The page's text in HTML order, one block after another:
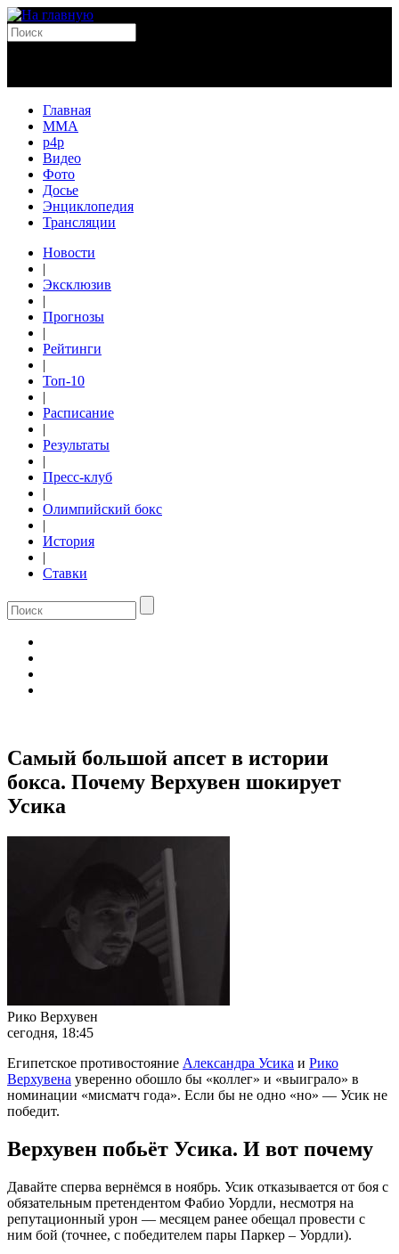
Главная
MMA
p4p
Видео
Фото
Досье
Энциклопедия
Трансляции
Новости
|
Эксклюзив
|
Прогнозы
|
Рейтинги
|
Топ-10
|
Расписание
|
Результаты
|
Пресс-клуб
|
Олимпийский бокс
|
История
|
Ставки
Самый большой апсет в истории
бокса. Почему Верхувен шокирует
Усика
Рико Верхувен
сегодня, 18:45
Египетское противостояние Александра Усика и Рико
Верхувена уверенно обошло бы «коллег» и «выиграло» в
номинации «мисматч года». Если бы не одно «но» — Усик не
победит.
Верхувен побьёт Усика. И вот почему
Давайте сперва вернёмся в ноябрь. Усик отказывается от боя с
обязательным претендентом Фабио Уордли, несмотря на
репутационный урон — месяцем ранее обещал провести с
ним бой (точнее, с победителем пары Паркер – Уордли).